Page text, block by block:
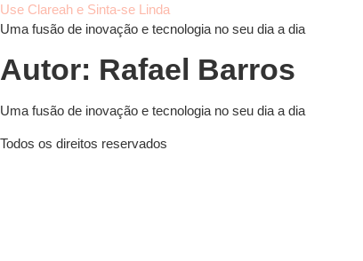
Use Clareah e Sinta-se Linda
Uma fusão de inovação e tecnologia no seu dia a dia
Autor: Rafael Barros
Uma fusão de inovação e tecnologia no seu dia a dia
Todos os direitos reservados